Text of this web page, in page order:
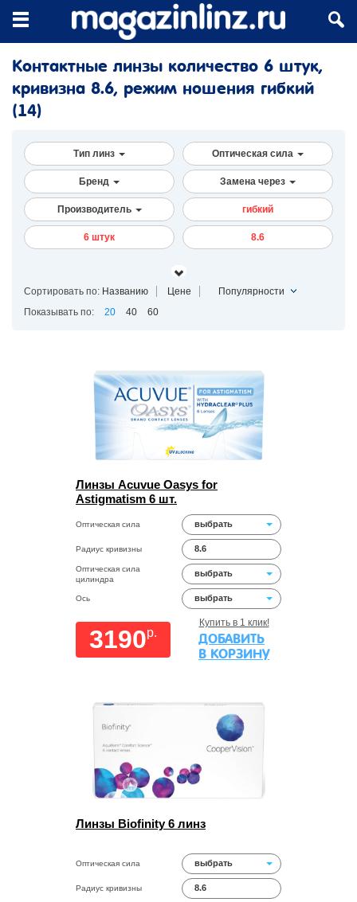
Контактные линзы количество 6 штук,
кривизна 8.6, режим ношения гибкий
(14)
Тип линз Оптическая сила
Бренд Замена через
Производитель гибкий
6 штук 8.6
Сортировать по: Названию Цене
Популярности
Показывать по:
20 40 60
Линзы Acuvue Oasys for
Astigmatism 6 шт.
Оптическая сила выбрать
Радиус кривизны 8.6
Оптическая сила
цилиндра
выбрать
Ось выбрать
3190p.
Купить в 1 клик!
ДОБАВИТЬ
В КОРЗИНУ
Линзы Biofinity 6 линз
Оптическая сила выбрать
Радиус кривизны 8.6